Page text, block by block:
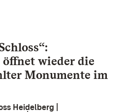
wieder die
Monumente im
Heidelberg |